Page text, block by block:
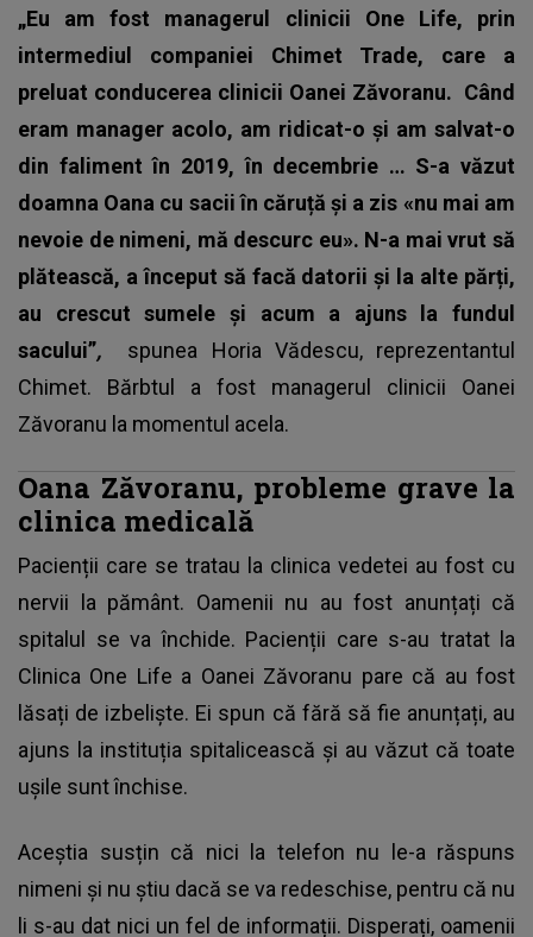
„Eu am fost managerul clinicii One Life, prin
intermediul companiei Chimet Trade, care a
preluat conducerea clinicii Oanei Zăvoranu. Când
eram manager acolo, am ridicat-o și am salvat-o
din faliment în 2019, în decembrie … S-a văzut
doamna Oana cu sacii în căruță și a zis «nu mai am
nevoie de nimeni, mă descurc eu». N-a mai vrut să
plătească, a început să facă datorii și la alte părți,
au crescut sumele și acum a ajuns la fundul
sacului”,
spunea Horia Vădescu, reprezentantul
Chimet. Bărbtul a fost managerul clinicii Oanei
Zăvoranu la momentul acela.
Oana Zăvoranu, probleme grave la
clinica medicală
Pacienții care se tratau la clinica vedetei au fost cu
nervii la pământ. Oamenii nu au fost anunțați că
spitalul se va închide. Pacienții care s-au tratat la
Clinica One Life a Oanei Zăvoranu pare că au fost
lăsați de izbeliște. Ei spun că fără să fie anunțați, au
ajuns la instituția spitalicească și au văzut că toate
ușile sunt închise.
Aceștia susțin că nici la telefon nu le-a răspuns
nimeni și nu știu dacă se va redeschise, pentru că nu
li s-au dat nici un fel de informații. Disperați, oamenii